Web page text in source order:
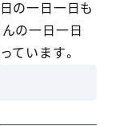
の一日一日も
の一日一日
ています。